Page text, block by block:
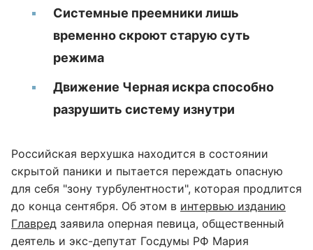
Системные преемники лишь
временно скроют старую суть
режима
Движение Черная искра способно
разрушить систему изнутри
Российская верхушка находится в состоянии
скрытой паники и пытается переждать опасную
для себя "зону турбулентности", которая продлится
до конца сентября. Об этом в интервью изданию
Главред заявила оперная певица, общественный
деятель и экс-депутат Госдумы РФ Мария